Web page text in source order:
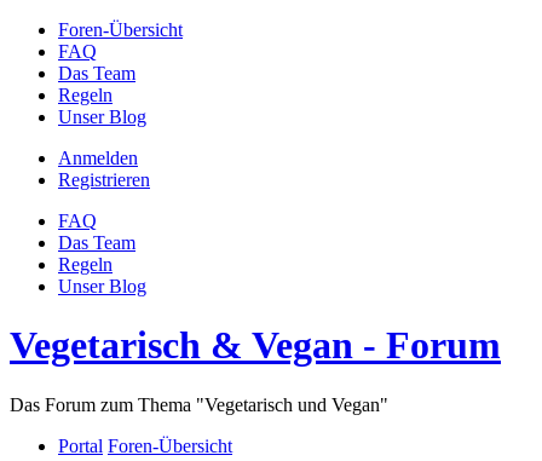
Foren-Übersicht
FAQ
Das Team
Regeln
Unser Blog
Anmelden
Registrieren
FAQ
Das Team
Regeln
Unser Blog
Vegetarisch & Vegan - Forum
Das Forum zum Thema "Vegetarisch und Vegan"
Portal Foren-Übersicht